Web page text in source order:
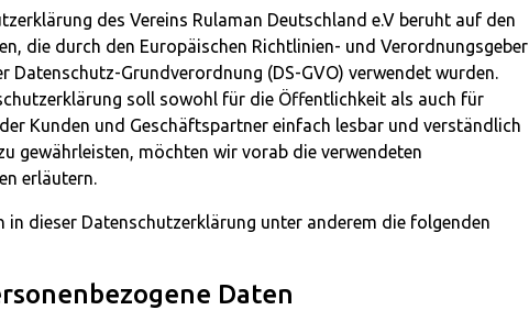
des Vereins Rulaman Deutschland e.V beruht auf den
die durch den Europäischen Richtlinien- und Verordnungsgeber
Datenschutz-Grundverordnung (DS-GVO) verwendet wurden.
soll sowohl für die Öffentlichkeit als auch für
Kunden und Geschäftspartner einfach lesbar und verständlich
gewährleisten, möchten wir vorab die verwendeten
erläutern.
in dieser Datenschutzerklärung unter anderem die folgenden
Daten